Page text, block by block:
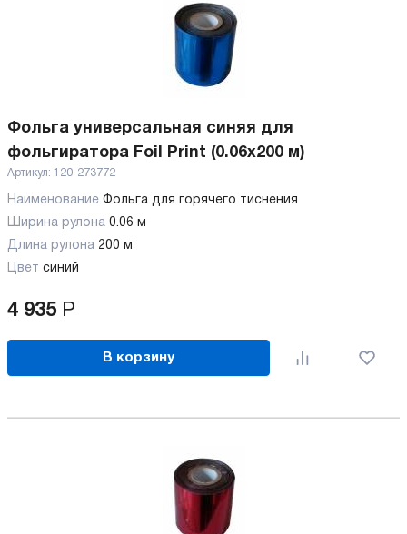
Фольга универсальная синяя для
фольгиратора Foil Print (0.06x200 м)
Артикул: 120-273772
Наименование Фольга для горячего тиснения
Ширина рулона 0.06 м
Длина рулона 200 м
Цвет синий
4 935 Р
В корзину